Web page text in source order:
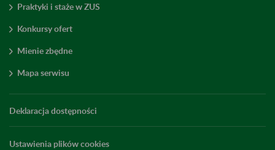
Praktyki i staże w ZUS
Konkursy ofert
Mienie zbędne
Mapa serwisu
Deklaracja dostępności
Ustawienia plików cookies